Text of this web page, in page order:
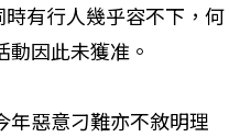
有行人幾乎容不下，何
因此未獲准。
年惡意刁難亦不敘明理